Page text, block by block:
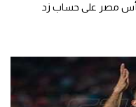
بكأس مصر على حساب زد